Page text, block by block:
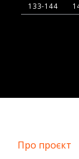
133-144
Про проєкт